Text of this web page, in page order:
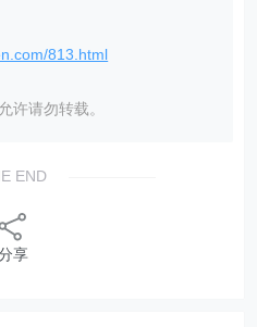
813.html
许请勿转载。
END
享